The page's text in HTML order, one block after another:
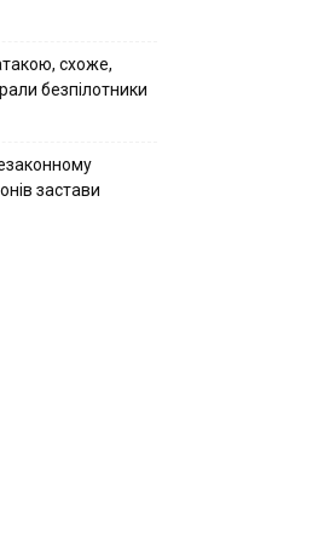
схоже,
безпілотники
застави